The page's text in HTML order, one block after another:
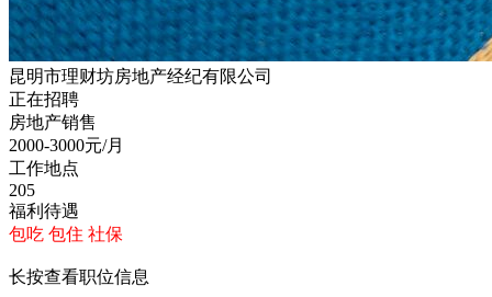
昆明市理财坊房地产经纪有限公司
正在招聘
房地产销售
2000-3000元/月
工作地点
205
福利待遇
包吃 包住 社保
长按查看职位信息